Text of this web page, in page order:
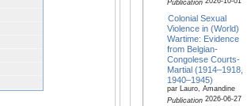
Publication
Colonial Sexual
Violence in (World)
Wartime: Evidence
from Belgian-
Congolese Courts-
Martial (1914–1918,
1940–1945)
par Lauro, Amandine
Publication2026-06-27